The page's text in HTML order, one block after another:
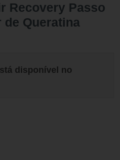
Recovery Passo
de Queratina
disponível no